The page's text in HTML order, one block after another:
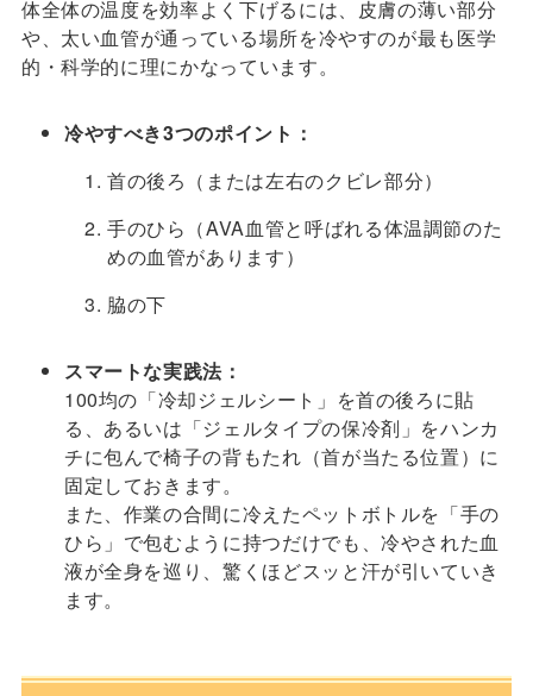
体全体の温度を効率よく下げるには、皮膚の薄い部分
や、太い血管が通っている場所を冷やすのが最も医学
的・科学的に理にかなっています。
冷やすべき3つのポイント：
首の後ろ（または左右のクビレ部分）
手のひら（AVA血管と呼ばれる体温調節のた
めの血管があります）
脇の下
スマートな実践法：
100均の「冷却ジェルシート」を首の後ろに貼
る、あるいは「ジェルタイプの保冷剤」をハンカ
チに包んで椅子の背もたれ（首が当たる位置）に
固定しておきます。
また、作業の合間に冷えたペットボトルを「手の
ひら」で包むように持つだけでも、冷やされた血
液が全身を巡り、驚くほどスッと汗が引いていき
ます。